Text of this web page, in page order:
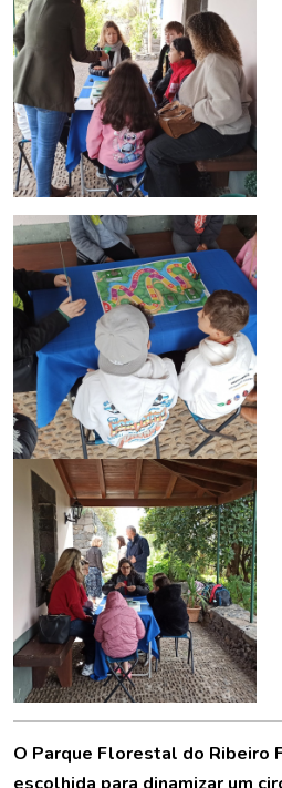
O Parque Florestal do Ribeiro